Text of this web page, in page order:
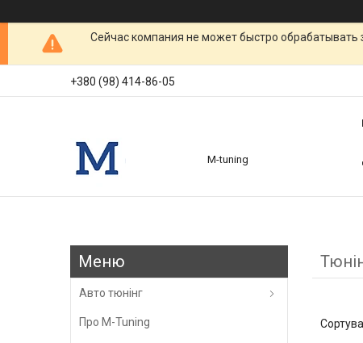
Сейчас компания не может быстро обрабатывать
+380 (98) 414-86-05
M-tuning
Авто тюнінг
Про M-Tuning